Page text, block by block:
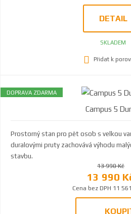
DETAIL
SKLADEM
Přidat k
Campus 5
DOPRAVA ZDARMA
Prostorný stan pro pět osob s velkou
duralovými pruty zachovává výhodu
stavbu.
13 990 Kč
13 990
Cena bez DPH 11